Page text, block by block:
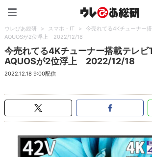
ウレぴあ総研 > スマホ・IT >
今売れてる4Kチューナー
AQUOSが2位浮上 2022/12/18
今売れてる4Kチューナー搭載テレ
AQUOSが2位浮上 2022/12/18
2022.12.18 9:00配信